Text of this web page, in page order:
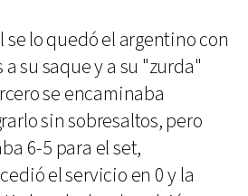
se lo quedó el argentino con
su saque y a su "zurda"
se encaminaba
sin sobresaltos, pero
6-5 para el set,
el servicio en 0 y la